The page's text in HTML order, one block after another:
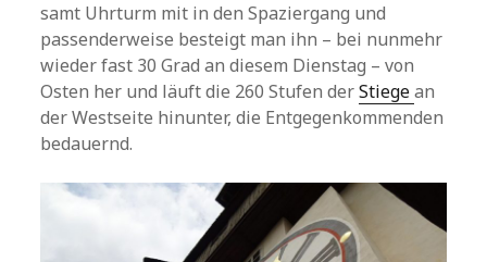
samt Uhrturm mit in den Spaziergang und
passenderweise besteigt man ihn – bei nunmehr
wieder fast 30 Grad an diesem Dienstag – von
Osten her und läuft die 260 Stufen derStiegean
der Westseite hinunter, die Entgegenkommenden
bedauernd.